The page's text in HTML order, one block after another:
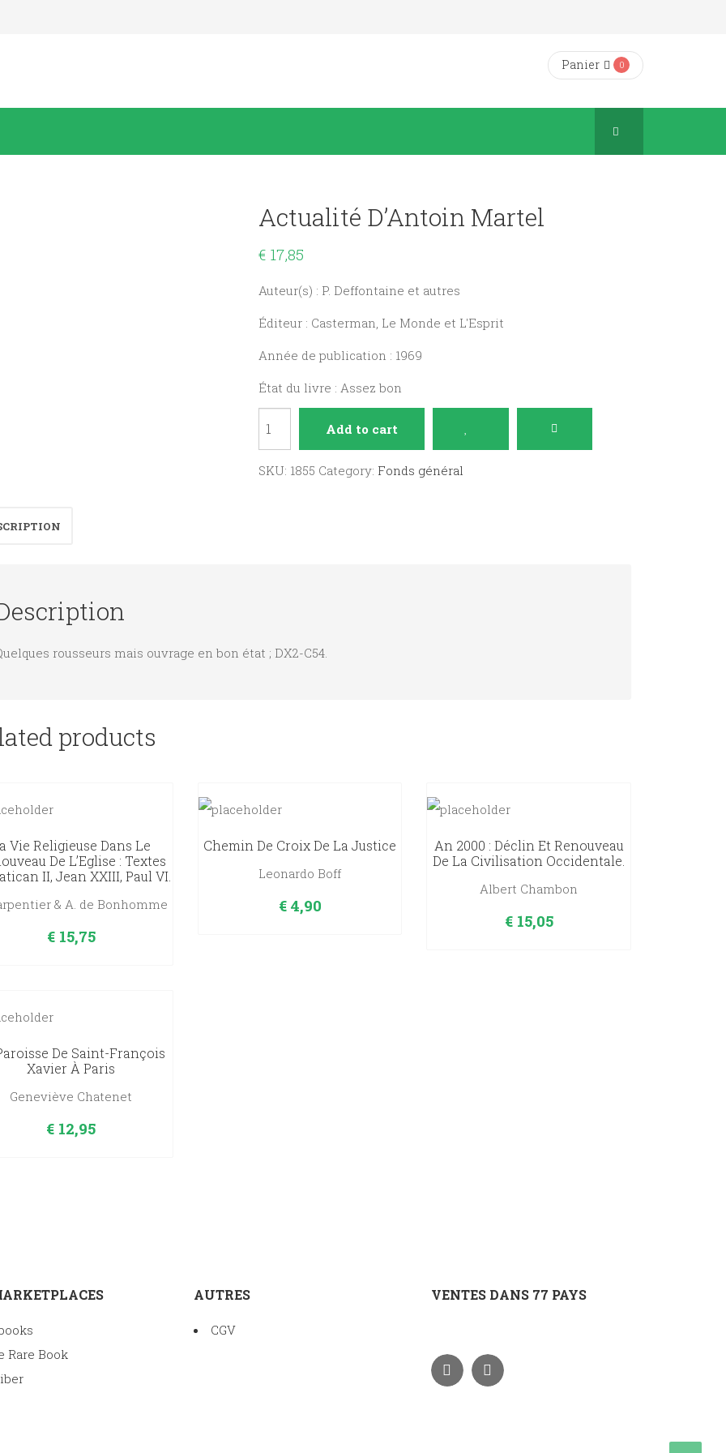
Panier 0
Actualité D’Antoin Martel
€ 17,85
Auteur(s) : P. Deffontaine et autres
Éditeur : Casterman, Le Monde et L'Esprit
Année de publication : 1969
État du livre : Assez bon
Martel
Add to cart
SKU: 1855 Category: Fonds général
rousseurs mais ouvrage en bon état ; DX2-C54.
products
Vie Religieuse Dans Le
De L’Eglise : Textes
II, Jean XXIII, Paul VI.
& A. de Bonhomme
€15,75
Chemin De Croix De La Justice
Leonardo Boff
€4,90
An 2000 : Déclin Et Renouveau
De La Civilisation Occidentale.
Albert Chambon
€15,05
De Saint-François
Xavier À Paris
Geneviève Chatenet
€ 12,95
Rare Book
AUTRES
CGV
VENTES DANS 77 PAYS